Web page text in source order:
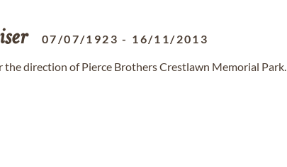
07/07/1923 - 16/11/2013
the direction of Pierce Brothers Crestlawn Memorial Park.